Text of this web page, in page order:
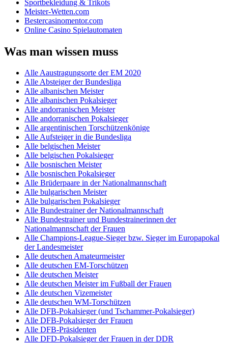
Sportbekleidung & Trikots
Meister-Wetten.com
Bestercasinomentor.com
Online Casino Spielautomaten
Was man wissen muss
Alle Aaustragungsorte der EM 2020
Alle Absteiger der Bundesliga
Alle albanischen Meister
Alle albanischen Pokalsieger
Alle andorranischen Meister
Alle andorranischen Pokalsieger
Alle argentinischen Torschützenkönige
Alle Aufsteiger in die Bundesliga
Alle belgischen Meister
Alle belgischen Pokalsieger
Alle bosnischen Meister
Alle bosnischen Pokalsieger
Alle Brüderpaare in der Nationalmannschaft
Alle bulgarischen Meister
Alle bulgarischen Pokalsieger
Alle Bundestrainer der Nationalmannschaft
Alle Bundestrainer und Bundestrainerinnen der
Nationalmannschaft der Frauen
Alle Champions-League-Sieger bzw. Sieger im Europapokal
der Landesmeister
Alle deutschen Amateurmeister
Alle deutschen EM-Torschützen
Alle deutschen Meister
Alle deutschen Meister im Fußball der Frauen
Alle deutschen Vizemeister
Alle deutschen WM-Torschützen
Alle DFB-Pokalsieger (und Tschammer-Pokalsieger)
Alle DFB-Pokalsieger der Frauen
Alle DFB-Präsidenten
Alle DFD-Pokalsieger der Frauen in der DDR